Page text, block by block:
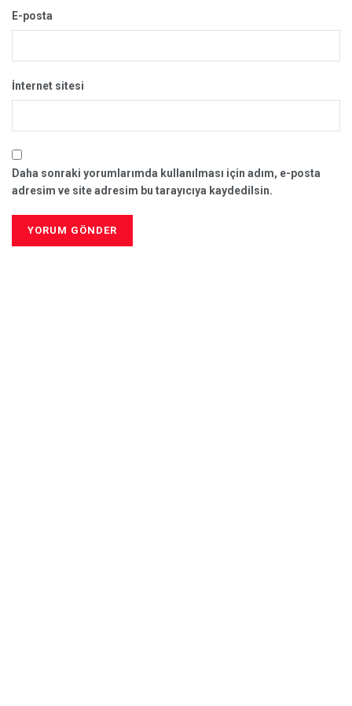
E-posta
İnternet sitesi
Daha sonraki yorumlarımda kullanılması için adım, e-posta
adresim ve site adresim bu tarayıcıya kaydedilsin.